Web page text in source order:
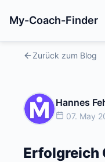
My-Coach-Finder
Zurück zum Blog
Hannes
07. May
Erfolgreich